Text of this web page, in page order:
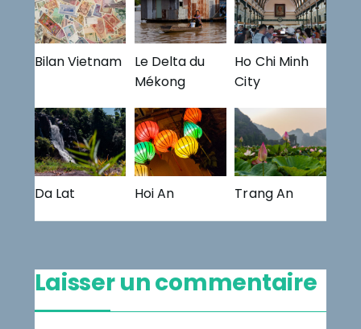
Bilan Vietnam
Le Delta du
Mékong
Ho Chi Minh
City
Da Lat Hoi An Trang An
Laisser un commentaire